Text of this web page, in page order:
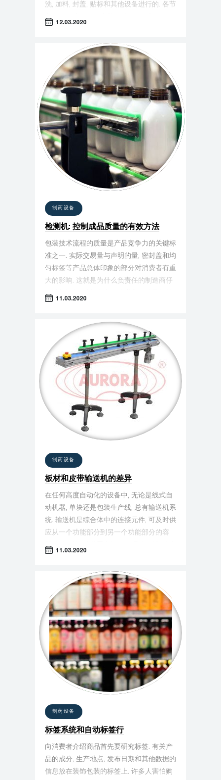
洗, 加料, 封盖, 贴标和其他设备进行的. 各节
之间的连接元件是容器移动的输送机.
12.03.2020
制药设备
检测机: 控制成品质量的有效方法
包装技术流程的质量是产品竞争力的关键标
准之一. 实际交易量与声明的量, 密封盖和均
匀标签等产品总体印象的部分对消费者有重
大的影响. 这就是为什么负责任的制造商仔
细选择设备, 选择有利于信誉良好的品牌的
11.03.2020
制药设备
板材和皮带输送机的差异
在任何高度自动化的设备中, 无论是线式自
动机器, 单块还是包装生产线, 总有输送机系
统. 输送机是综合体中的连接元件, 可及时供
应从一个功能部分到另一个功能部分的容
器. 根据建设性装置和操作原理, 输送机分为
11.03.2020
制药设备
标签系统和自动标签行
向消费者介绍商品首先要研究标签. 有关产
品的成分, 生产地点, 发布日期和其他数据的
信息放在装饰包装的标签上. 许多人害怕购